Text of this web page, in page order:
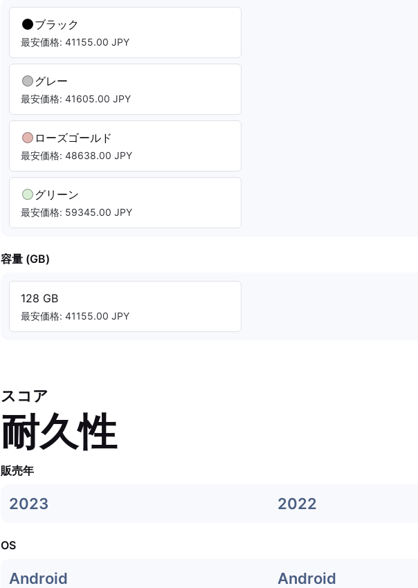
ブラック
最安価格: 41155.00 JPY
グレー
最安価格: 41605.00 JPY
ローズゴールド
最安価格: 48638.00 JPY
グリーン
最安価格: 59345.00 JPY
容量 (GB)
128 GB
最安価格: 41155.00 JPY
スコア
耐久性
販売年
2023 2022
OS
Android Android